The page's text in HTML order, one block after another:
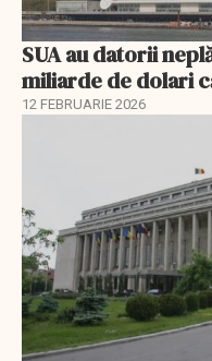
SUA au datorii
miliarde de dolari
12 FEBRUARIE 2026